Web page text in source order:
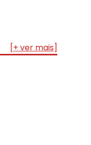
[+ ver mais]